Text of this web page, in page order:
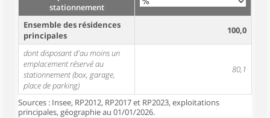
stationnement
Ensemble des résidences
principales
100,0
dont disposant d'au moins un
emplacement réservé au
stationnement (box, garage,
place de parking)
80,1
Sources : Insee, RP2012, RP2017 et RP2023, exploitations
principales, géographie au 01/01/2026.